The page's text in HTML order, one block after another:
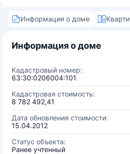
Информация о доме
Информация о доме
Кадастровый номер:
63:30:0206004:101
Кадастровая стоимость:
8 782 492,41
Дата обновления стоимости:
15.04.2012
Статус объекта:
Ранее учтенный